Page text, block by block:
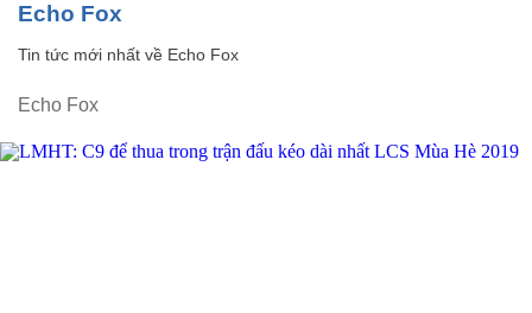
Echo Fox
Tin tức mới nhất về Echo Fox
Echo Fox